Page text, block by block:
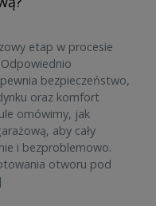
etap w procesie
bezpieczeństwo,
oraz komfort
omówimy, jak
aby cały
i bezproblemowo.
otworu pod